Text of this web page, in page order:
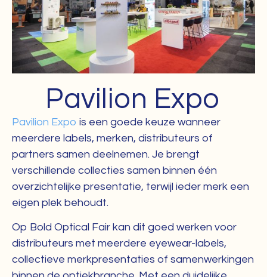
Pavilion Expo
Pavilion Expo is een goede keuze wanneer
meerdere labels, merken, distributeurs of
partners samen deelnemen. Je brengt
verschillende collecties samen binnen één
overzichtelijke presentatie, terwijl ieder merk een
eigen plek behoudt.
Op Bold Optical Fair kan dit goed werken voor
distributeurs met meerdere eyewear-labels,
collectieve merkpresentaties of samenwerkingen